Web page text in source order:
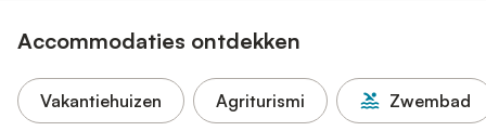
Accommodaties ontdekken
Vakantiehuizen Agriturismi Zwembad